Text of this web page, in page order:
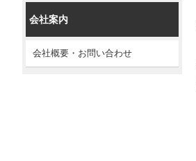
会社案内
会社概要・お問い合わせ